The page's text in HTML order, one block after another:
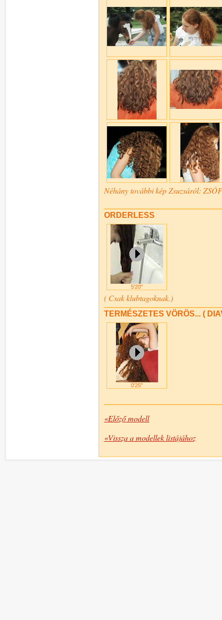
Néhány további kép Zsuzsáról:
ORDERLESS
5'20"
( Csak klubtagoknak.)
TERMÉSZETES VÖRÖS... (
0'25"
«Előző modell
«Vissza a modellek listájához